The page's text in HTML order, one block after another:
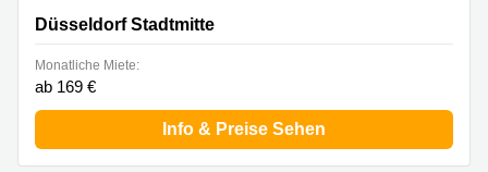
Düsseldorf Stadtmitte
Monatliche Miete:
ab 169 €
Info & Preise Sehen